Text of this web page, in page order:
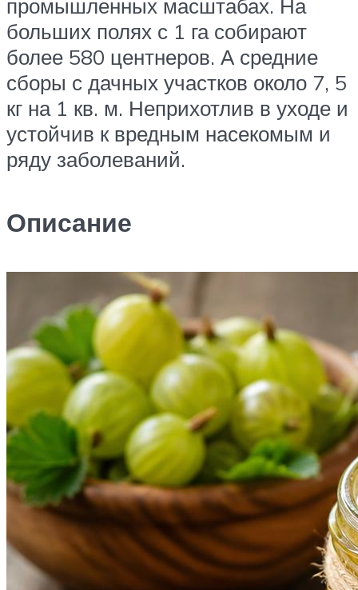
промышленных масштабах. На
больших полях с 1 га собирают
более 580 центнеров. А средние
сборы с дачных участков около 7, 5
кг на 1 кв. м. Неприхотлив в уходе и
устойчив к вредным насекомым и
ряду заболеваний.
Описание